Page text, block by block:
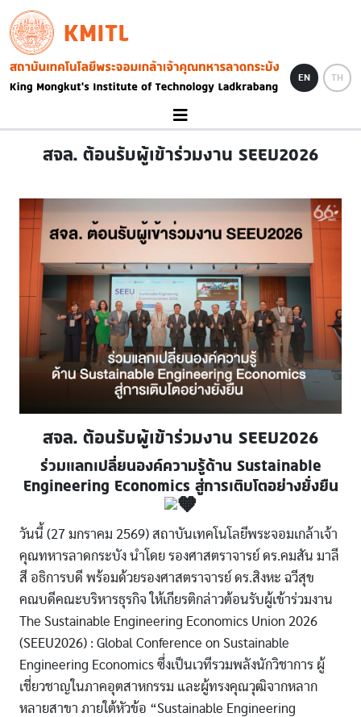
Skip to main content
KMITL
Image
EN TH
สจล. ต้อนรับผู้เข้าร่วมงาน SEEU2026
สจล. ต้อนรับผู้เข้าร่วมงาน SEEU2026
ร่วมแลกเปลี่ยนองค์ความรู้ด้าน Sustainable
Engineering Economics สู่การเติบโตอย่างยั่งยืน
วันนี้ (27 มกราคม 2569) สถาบันเทคโนโลยีพระจอมเกล้าเจ้า
คุณทหารลาดกระบัง นำโดย รองศาสตราจารย์ ดร.คมสัน มาลี
สี อธิการบดี พร้อมด้วยรองศาสตราจารย์ ดร.สิงหะ ฉวีสุข
คณบดีคณะบริหารธุรกิจ ให้เกียรติกล่าวต้อนรับผู้เข้าร่วมงาน
The Sustainable Engineering Economics Union 2026
(SEEU2026) : Global Conference on Sustainable
Engineering Economics ซึ่งเป็นเวทีรวมพลังนักวิชาการ ผู้
เชี่ยวชาญในภาคอุตสาหกรรม และผู้ทรงคุณวุฒิจากหลาก
หลายสาขา ภายใต้หัวข้อ “Sustainable Engineering